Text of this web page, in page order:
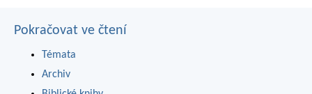
Pokračovat ve čtení
Témata
Archiv